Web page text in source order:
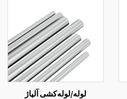
لوله/لوله‌کشی آلیاژ